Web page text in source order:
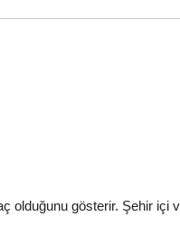
olduğunu gösterir. Şehir içi